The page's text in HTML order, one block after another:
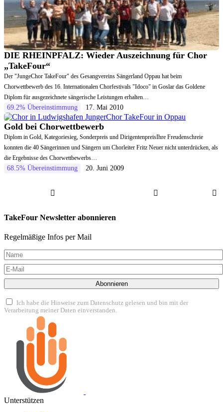
DIE RHEINPFALZ: Wieder Auszeichnung für Chor
„TakeFour“
Der "JungeChor TakeFour" des Gesangvereins Sängerland Oppau hat beim
Chorwettbewerb des 16. Internationalen Chorfestivals "Idoco" in Goslar das Goldene
Diplom für ausgezeichnete sängerische Leistungen erhalten…
69.2% Übereinstimmung 17. Mai 2010
Gold bei Chorwettbewerb
Diplom in Gold, Kategoriesieg, Sonderpreis und DirigentenpreisIhre Freudenschreie
konnten die 40 Sängerinnen und Sängern um Chorleiter Fritz Neuer nicht unterdrücken, als
die Ergebnisse des Chorwettbewerbs…
68.5% Übereinstimmung 20. Juni 2009
TakeFour Newsletter abonnieren
Regelmäßige Infos per Mail
Abonnieren
Ich habe die Hinweise zum Datenschutz gelesen und bin mit der
Verarbeitung meiner Daten einverstanden.
Unterstützen